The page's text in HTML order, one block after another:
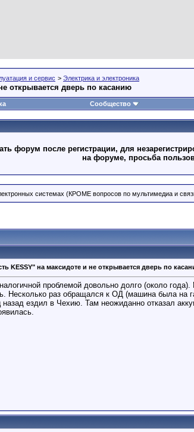
и сервис > Электрика и электроника
открывается дверь по касанию
Сообщество
форум после регистрации, для
на форуме, просьба
системах (КРОМЕ вопросов по мультимедиа и
KESSY" на максидоте и не открывается дверь по
проблемой довольно долго (около
Несколько раз обращался к ОД (машина была на
ездил в Чехию. Там неожиданно отказал